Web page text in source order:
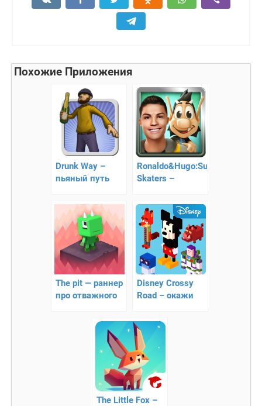
Похожие Приложения
Drunk Way –
пьяный путь
Ronaldo&Hugo:Superstar
Skaters –
Роналду и
Хьюго
The pit — раннер
про отважного
Disney Crossy
Road – окажи
диснеевским
персонажам
The Little Fox –